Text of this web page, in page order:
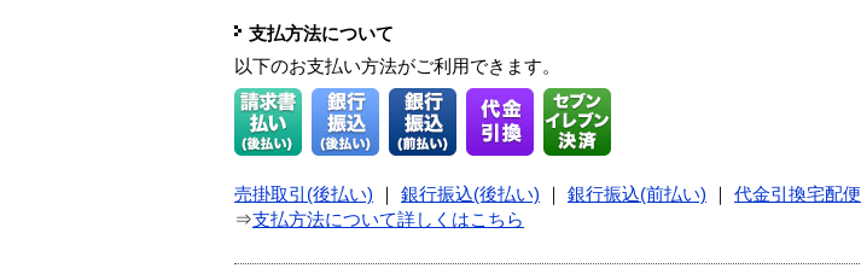
支払方法について
以下のお支払い方法がご利用できます。
売掛取引(後払い) 銀行振込(後払い) 銀行振込(前払い) 代金引換宅配便
⇒支払方法について詳しくはこちら